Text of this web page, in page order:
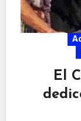
El